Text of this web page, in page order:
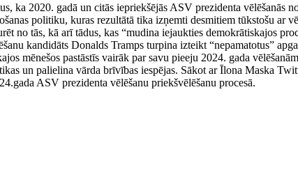
2020. gadā un citās iepriekšējās ASV prezidenta vēlēšanās
politiku, kuras rezultātā tika izņemti desmitiem tūkstošu ar
no tās, kā arī tādus, kas “mudina iejaukties demokrātiskajos
kandidāts Donalds Tramps turpina izteikt “nepamatotus”
mēnešos pastāstīs vairāk par savu pieeju 2024. gada
un palielina vārda brīvības iespējas. Sākot ar Īlona Maska
ASV prezidenta vēlēšanu priekšvēlēšanu procesā.